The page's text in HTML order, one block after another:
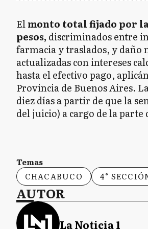
Elmonto total fijado por la
pesos, discriminados entre
farmacia y traslados, y daño
actualizadas con intereses
hasta el efectivo pago,
Provincia de Buenos Aires.
diez días a partir de que la
del juicio) a cargo de la parte
Temas
CHACABUCO
4°
AUTOR
La Noticia 1